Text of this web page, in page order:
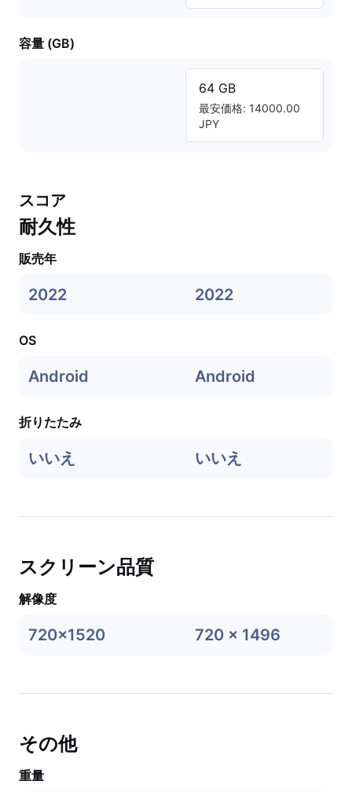
容量 (GB)
64 GB
最安価格: 14000.00
JPY
スコア
耐久性
販売年
2022 2022
OS
Android Android
折りたたみ
いいえ いいえ
スクリーン品質
解像度
720x1520 720 x 1496
その他
重量